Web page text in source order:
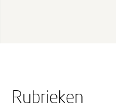
Rubrieken